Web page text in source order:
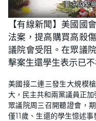
U
n
m
t
e
L
o
a
d
e
d
:
3
3
.
%
【有線新聞】美國國
法案，提高購買高殺
議院會受阻。在眾議
擊案生還學生表示已
美國接二連三發生大規模
大，民主共和兩黨議員正加
眾議院周三召開聽證會，
僅11歲、生還的學生憶述